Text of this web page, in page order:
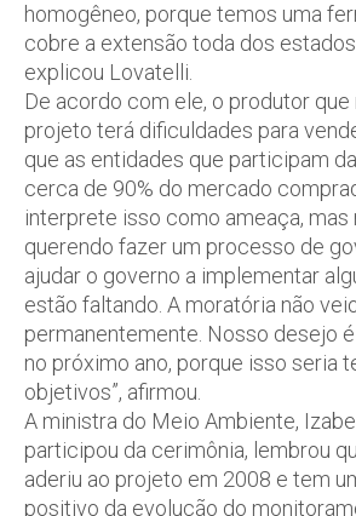
homogêneo, porque temos uma
cobre a extensão toda dos
explicou Lovatelli.
De acordo com ele, o produtor que
projeto terá dificuldades para
que as entidades que participam
cerca de 90% do mercado
interprete isso como ameaça, mas
querendo fazer um processo de
ajudar o governo a implementar
estão faltando. A moratória não
permanentemente. Nosso desejo
no próximo ano, porque isso seria
objetivos”, afirmou.
A ministra do Meio Ambiente,
participou da cerimônia, lembrou
aderiu ao projeto em 2008 e tem
positivo da evolução do